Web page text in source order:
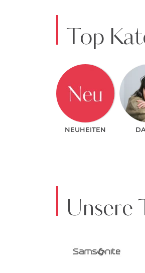
Top
NEUHEITEN
Unsere